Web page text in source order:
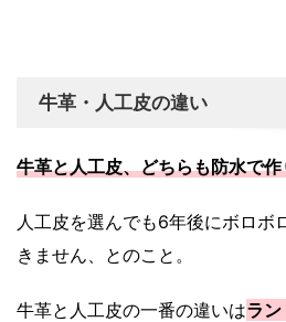
牛革・人工皮の違い
牛革と人工皮、どちらも防水で
人工皮を選んでも6年後にボロボ
きません、とのこと。
牛革と人工皮の一番の違いはラ